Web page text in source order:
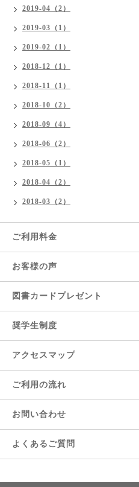
2019-04（2）
2019-03（1）
2019-02（1）
2018-12（1）
2018-11（1）
2018-10（2）
2018-09（4）
2018-06（2）
2018-05（1）
2018-04（2）
2018-03（2）
ご利用料金
お客様の声
図書カードプレゼント
奨学生制度
アクセスマップ
ご利用の流れ
お問い合わせ
よくあるご質問